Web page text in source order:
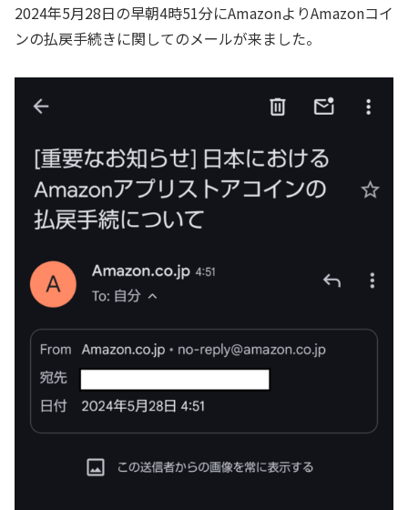
2024年5月28日の早朝4時51分にAmazonよりAmazonコイ
ンの払戻手続きに関してのメールが来ました。